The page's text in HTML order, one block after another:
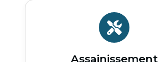
Assainissement